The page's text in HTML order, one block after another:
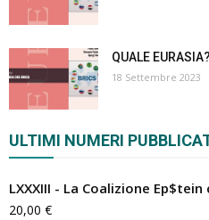
QUALE EURASIA?
18 Settembre 2023
ULTIMI NUMERI
LXXXIII - La Coalizione
20,00 €